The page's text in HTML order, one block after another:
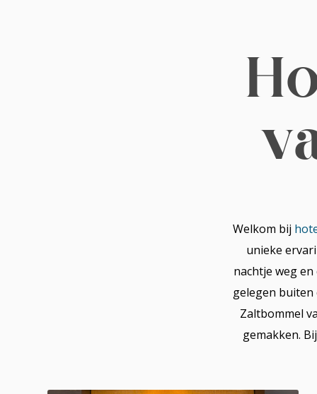
Welkom bij
unieke
nachtje weg
gelegen buiten
Zaltbommel
gemakken.